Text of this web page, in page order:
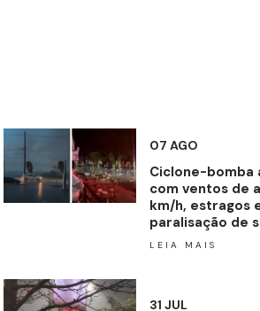
07 AGO
Ciclone-bomba
com ventos de
km/h, estragos
paralisação de
LEIA MAIS
31 JUL